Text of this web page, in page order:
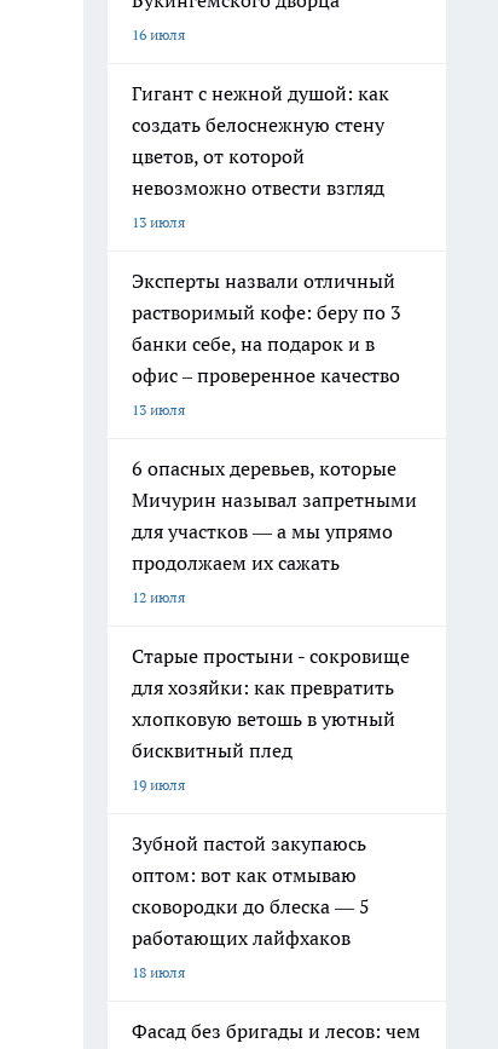
16 июля
Гигант с нежной душой: как
создать белоснежную стену
цветов, от которой
невозможно отвести взгляд
13 июля
Эксперты назвали отличный
растворимый кофе: беру по 3
банки себе, на подарок и в
офис – проверенное качество
13 июля
6 опасных деревьев, которые
Мичурин называл запретными
для участков — а мы упрямо
продолжаем их сажать
12 июля
Старые простыни - сокровище
для хозяйки: как превратить
хлопковую ветошь в уютный
бисквитный плед
19 июля
Зубной пастой закупаюсь
оптом: вот как отмываю
сковородки до блеска — 5
работающих лайфхаков
18 июля
Фасад без бригады и лесов: чем